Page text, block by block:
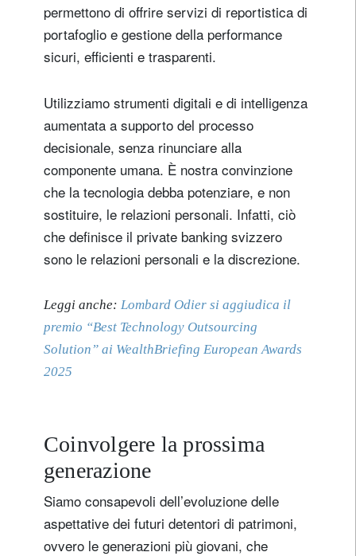
permettono di offrire servizi di reportistica di
portafoglio e gestione della performance
sicuri, efficienti e trasparenti.
Utilizziamo strumenti digitali e di intelligenza
aumentata a supporto del processo
decisionale, senza rinunciare alla
componente umana. È nostra convinzione
che la tecnologia debba potenziare, e non
sostituire, le relazioni personali. Infatti, ciò
che definisce il private banking svizzero
sono le relazioni personali e la discrezione.
Leggi anche: Lombard Odier si aggiudica il
premio “Best Technology Outsourcing
Solution” ai WealthBriefing European Awards
2025
Coinvolgere la prossima
generazione
Siamo consapevoli dell’evoluzione delle
aspettative dei futuri detentori di patrimoni,
ovvero le generazioni più giovani, che